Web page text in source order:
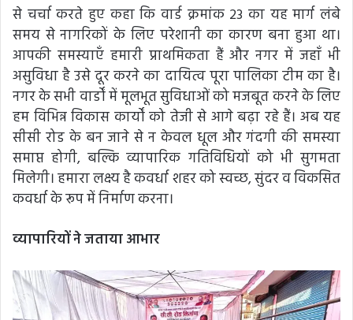
से चर्चा करते हुए कहा कि वार्ड क्रमांक 23 का यह मार्ग लंबे
समय से नागरिकों के लिए परेशानी का कारण बना हुआ था।
आपकी समस्याएँ हमारी प्राथमिकता हैं और नगर में जहाँ भी
असुविधा है उसे दूर करने का दायित्व पूरा पालिका टीम का है।
नगर के सभी वार्डों में मूलभूत सुविधाओं को मजबूत करने के लिए
हम विभिन्न विकास कार्यों को तेजी से आगे बढ़ा रहे हैं। अब यह
सीसी रोड के बन जाने से न केवल धूल और गंदगी की समस्या
समाप्त होगी, बल्कि व्यापारिक गतिविधियों को भी सुगमता
मिलेगी। हमारा लक्ष्य है कवर्धा शहर को स्वच्छ, सुंदर व विकसित
कवर्धा के रूप में निर्माण करना।
व्यापारियों ने जताया आभार